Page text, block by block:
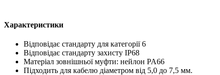
Характеристики
Відповідає стандарту для категорії 6
Відповідає стандарту захисту IP68
Матеріал зовнішньої муфти: нейлон PA66
Підходить для кабелю діаметром від 5,0 до 7,5 мм.